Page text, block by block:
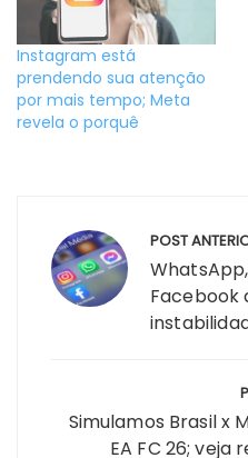
Instagram está
prendendo sua atenção
por mais tempo; Meta
revela o porquê
de
Post
POST
Facebook
Simulamos Brasil x
EA FC 26; veja